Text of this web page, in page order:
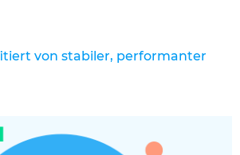
von stabiler, performanter